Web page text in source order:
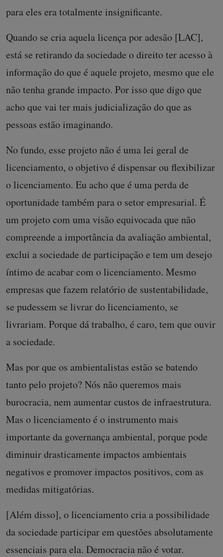
para eles era totalmente insignificante.
Quando se cria aquela licença por adesão [LAC],
está se retirando da sociedade o direito ter acesso à
informação do que é aquele projeto, mesmo que ele
não tenha grande impacto. Por isso que digo que
acho que vai ter mais judicialização do que as
pessoas estão imaginando.
No fundo, esse projeto não é uma lei geral de
licenciamento, o objetivo é dispensar ou flexibilizar
o licenciamento. Eu acho que é uma perda de
oportunidade também para o setor empresarial. É
um projeto com uma visão equivocada que não
compreende a importância da avaliação ambiental,
exclui a sociedade de participação e tem um desejo
íntimo de acabar com o licenciamento. Mesmo
empresas que fazem relatório de sustentabilidade,
se pudessem se livrar do licenciamento, se
livrariam. Porque dá trabalho, é caro, tem que ouvir
a sociedade.
Mas por que os ambientalistas estão se batendo
tanto pelo projeto? Nós não queremos mais
burocracia, nem aumentar custos de infraestrutura.
Mas o licenciamento é o instrumento mais
importante da governança ambiental, porque pode
diminuir drasticamente impactos ambientais
negativos e promover impactos positivos, com as
medidas mitigatórias.
[Além disso], o licenciamento cria a possibilidade
da sociedade participar em questões absolutamente
essenciais para ela. Democracia não é votar.